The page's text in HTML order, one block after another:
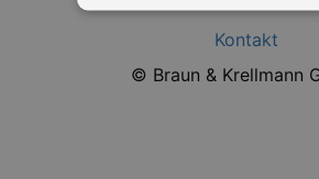
Kontakt
© Braun & Krellmann